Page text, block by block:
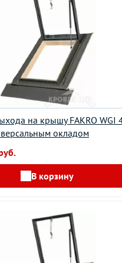
на крышу FAKRO WGI
окладом
В корзину